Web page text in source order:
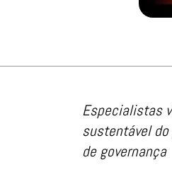
Especialistas
sustentável
de governança